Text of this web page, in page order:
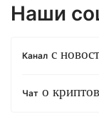
Наши
Канал с
Чат о